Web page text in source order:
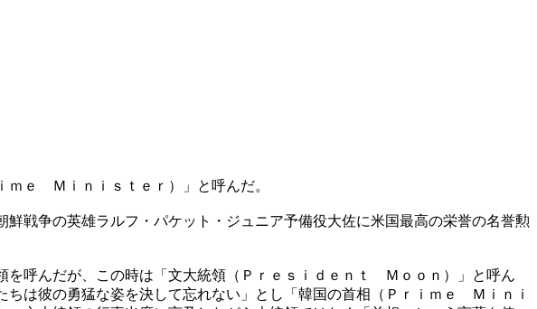
ｍｅ Ｍｉｎｉｓｔｅｒ）」と呼んだ。
戦争の英雄ラルフ・パケット・ジュニア予備役大佐に米国最高の栄誉の名誉勲
を呼んだが、この時は「文大統領（Ｐｒｅｓｉｄｅｎｔ Ｍｏｏｎ）」と呼ん
は彼の勇猛な姿を決して忘れない」とし「韓国の首相（Ｐｒｉｍｅ Ｍｉｎｉ